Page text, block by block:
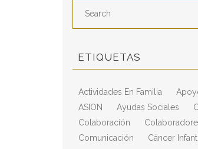
ETIQUETAS
Actividades En Familia
ASION
Ayudas Sociales
Colaboración
Comunicación
Cáncer Infantil